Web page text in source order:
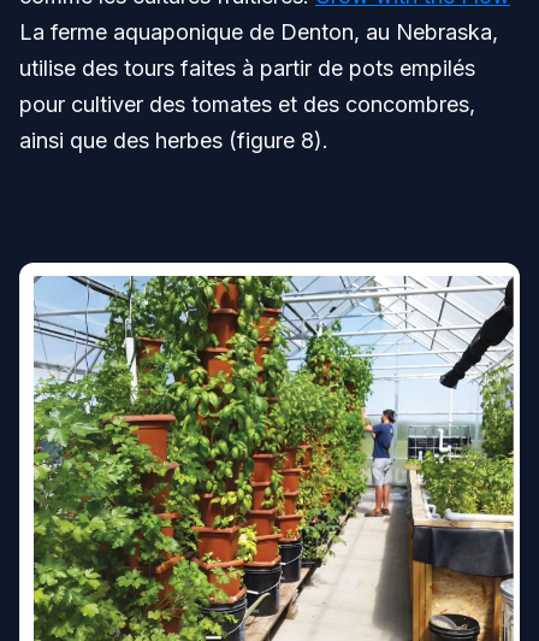
La ferme aquaponique de Denton, au Nebraska,
utilise des tours faites à partir de pots empilés
pour cultiver des tomates et des concombres,
ainsi que des herbes (figure 8).